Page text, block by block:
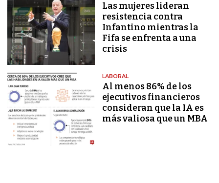
Las mujeres lideran
resistencia contra
Infantino mientras la
Fifa se enfrenta a una
crisis
LABORAL
Al menos 86% de los
ejecutivos financieros
consideran que la IA es
más valiosa que un MBA